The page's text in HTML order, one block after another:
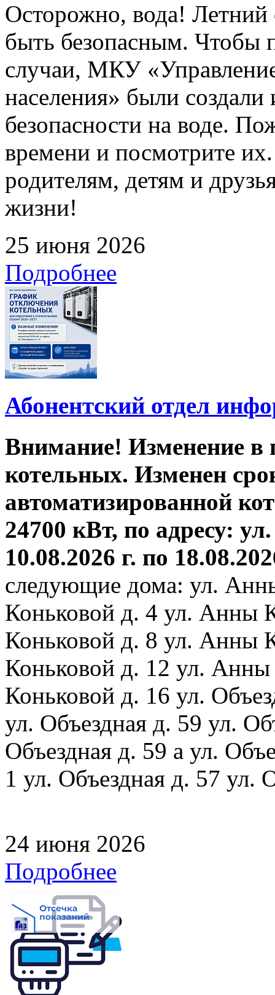
Осторожно, вода! Летний
быть безопасным. Чтобы
случаи, МКУ
населения» были
безопасности на воде.
времени и посмотрите
родителям, детям и
жизни!
25 июня 2026
Подробнее
Абонентский отдел
Внимание! Изменение в
котельных. Изменен
автоматизированной
24700 кВт, по адресу:
10.08.2026 г. по
следующие дома: ул.
Коньковой д. 4 ул. Анны
Коньковой д. 8 ул. Анны
Коньковой д. 12 ул.
Коньковой д. 16 ул.
ул. Объездная д. 59 ул.
Объездная д. 59 а ул.
1 ул. Объездная д. 57 ул.
24 июня 2026
Подробнее